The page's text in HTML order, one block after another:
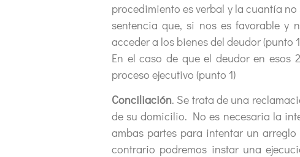
procedimiento es verbal y la cuantía
sentencia que, si nos es favorable y
acceder a los bienes del deudor (punto
En el caso de que el deudor en
proceso ejecutivo (punto 1)
Conciliación. Se trata de una
de su domicilio. No es necesaria la
ambas partes para intentar un
contrario podremos instar una